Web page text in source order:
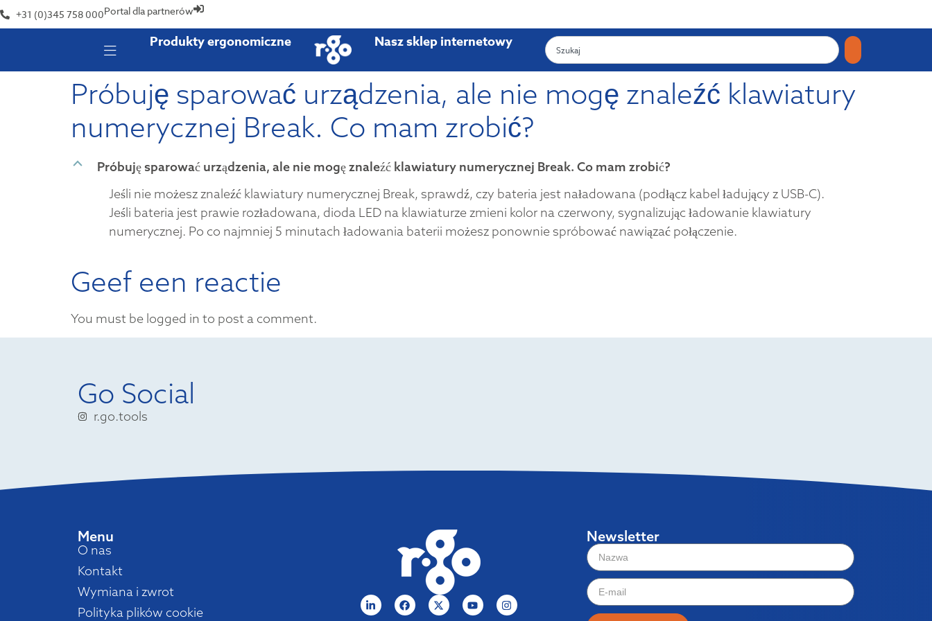
+31 (0)345 758 000Portal dla partnerów
Produkty ergonomiczne Nasz sklep internetowy
Próbuję sparować urządzenia, ale nie mogę znaleźć klawiatury
numerycznej Break. Co mam zrobić?
B
Próbuję sparować urządzenia, ale nie mogę znaleźć klawiatury numerycznej Break. Co mam zrobić?
Jeśli nie możesz znaleźć klawiatury numerycznej Break, sprawdź, czy bateria jest naładowana (podłącz kabel ładujący z USB-C).
Jeśli bateria jest prawie rozładowana, dioda LED na klawiaturze zmieni kolor na czerwony, sygnalizując ładowanie klawiatury
numerycznej. Po co najmniej 5 minutach ładowania baterii możesz ponownie spróbować nawiązać połączenie.
Geef een reactie
You must be logged in to post a comment.
Go Social
r.go.tools
Menu
O nas
Kontakt
Wymiana i zwrot
Polityka plików cookie
Newsletter